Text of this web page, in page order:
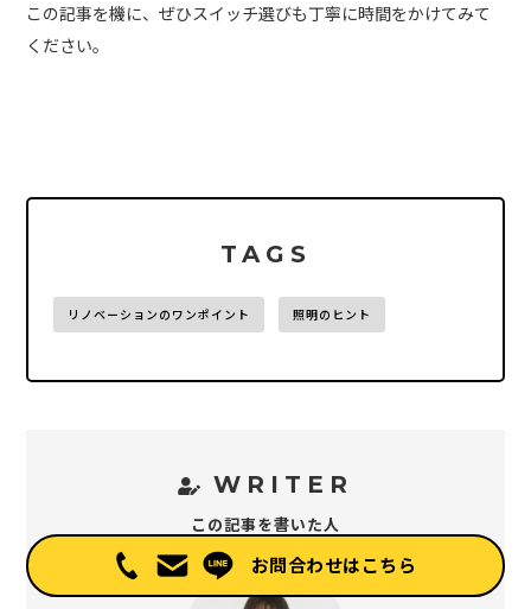
お問合わせはこちら
この記事を機に、ぜひスイッチ選びも丁寧に時間をかけてみて
ください。
TAGS
リノベーションのワンポイント 照明のヒント
WRITER
この記事を書いた人